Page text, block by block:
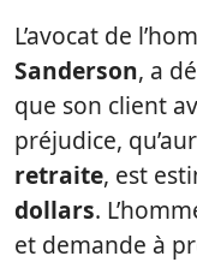
L’avocat de
Sanderson, a
que son client
préjudice,
retraite, est
dollars.
et demande à